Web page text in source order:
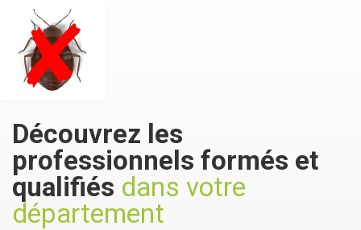
Découvrez les
professionnels formés et
qualifiés dans votre
département